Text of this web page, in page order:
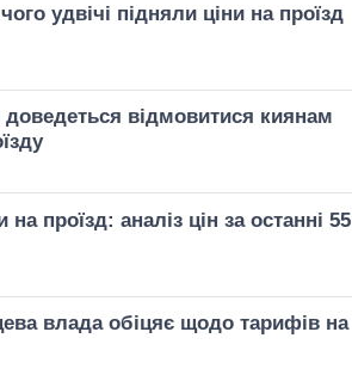
удвічі підняли ціни на проїзд
доведеться відмовитися киянам
проїзд: аналіз цін за останні 55
влада обіцяє щодо тарифів на